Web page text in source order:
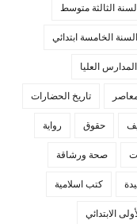
السنة الثالثة متوسط
السنة الخامسة ابتدائي
المدارس العليا
تاريخ الحضارات
حقوق رواية
صحة ورشاقة
كتب اسلامية
الابتدائي